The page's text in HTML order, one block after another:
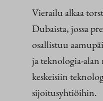
Vierailu alkaa
Dubaista, jossa
osallistuu
ja teknologia-
keskeisiin
sijoitusyhtiöihin.